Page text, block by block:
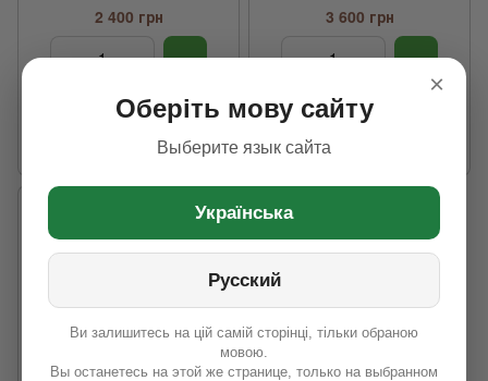
2 400 грн
Під Евро-
Лайтнінг
7 рас (А - G)
3 600 грн
вирощування
Стійкість до вовчка
×
Оберіть мову сайту
Выберите язык сайта
Українська
Русский
Ви залишитесь на цій самій сторінці, тільки обраною
мовою.
Вы останетесь на этой же странице, только на выбранном